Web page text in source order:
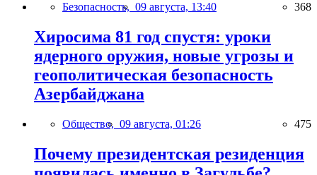
Безопасность, 09 августа, 13:40 368
Хиросима 81 год спустя: уроки
ядерного оружия, новые угрозы и
геополитическая безопасность
Азербайджана
Общество, 09 августа, 01:26 475
Почему президентская резиденция